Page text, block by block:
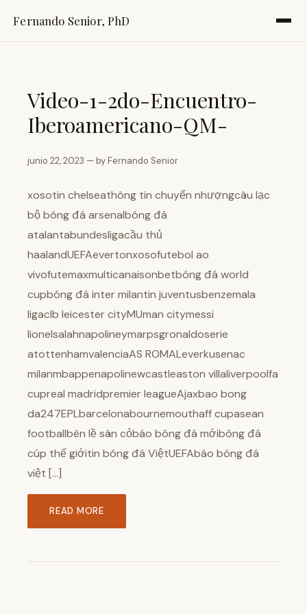
Fernando Senior, PhD
Video-1-2do-Encuentro-
Iberoamericano-QM-
junio 22, 2023 — by Fernando Senior
xosotin chelseathông tin chuyển nhượngcâu lạc
bộ bóng đá arsenalbóng đá
atalantabundesligacầu thủ
haalandUEFAevertonxosofutebol ao
vivofutemaxmulticanaisonbetbóng đá world
cupbóng đá inter milantin juventusbenzemala
ligaclb leicester cityMUman citymessi
lionelsalahnapolineymarpsgronaldoserie
atottenhamvalenciaAS ROMALeverkusenac
milanmbappenapolinewcastleaston villaliverpoolfa
cupreal madridpremier leagueAjaxbao bong
da247EPLbarcelonabournemouthaff cupasean
footballbên lề sân cỏbáo bóng đá mớibóng đá
cúp thế giớitin bóng đá ViệtUEFAbáo bóng đá
việt […]
READ MORE